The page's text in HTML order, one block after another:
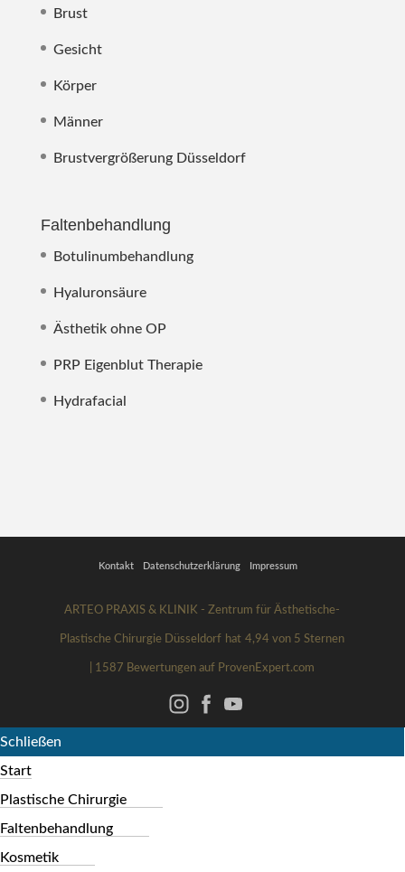
Brust
Gesicht
Körper
Männer
Brustvergrößerung Düsseldorf
Faltenbehandlung
Botulinumbehandlung
Hyaluronsäure
Ästhetik ohne OP
PRP Eigenblut Therapie
Hydrafacial
Kontakt Datenschutzerklärung Impressum
ARTEO PRAXIS & KLINIK - Zentrum für Ästhetische-
Plastische Chirurgie Düsseldorf hat 4,94 von 5 Sternen
1587 Bewertungen auf ProvenExpert.com
Schließen
Start
Plastische Chirurgie
Faltenbehandlung
Kosmetik